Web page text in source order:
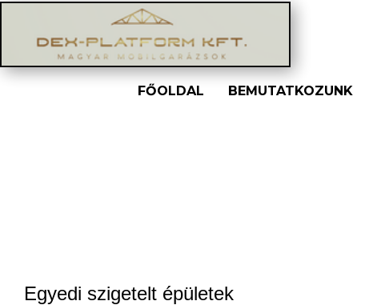
FŐOLDAL BEMUTATKOZUNK
Egyedi szigetelt épületek